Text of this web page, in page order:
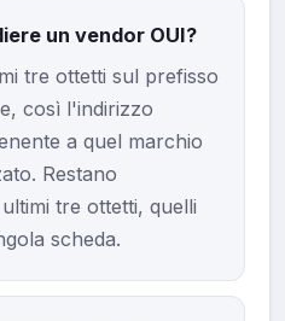
un vendor OUI?
tre ottetti sul prefisso
così l'indirizzo
a quel marchio
Restano
tre ottetti, quelli
scheda.